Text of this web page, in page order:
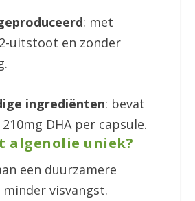
: met
uitstoot en zonder
ingrediënten: bevat
210mg DHA per capsule.
algenolie uniek?
een duurzamere
visvangst.